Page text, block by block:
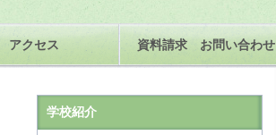
アクセス 資料請求 お問い合わせ
学校紹介